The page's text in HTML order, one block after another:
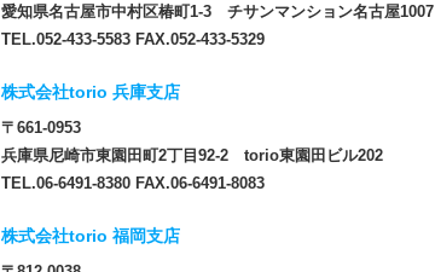
愛知県名古屋市中村区椿町1-3 チサンマンション名古屋1007
TEL.052-433-5583 FAX.052-433-5329
株式会社torio 兵庫支店
〒661-0953
兵庫県尼崎市東園田町2丁目92-2 torio東園田ビル202
TEL.06-6491-8380 FAX.06-6491-8083
株式会社torio 福岡支店